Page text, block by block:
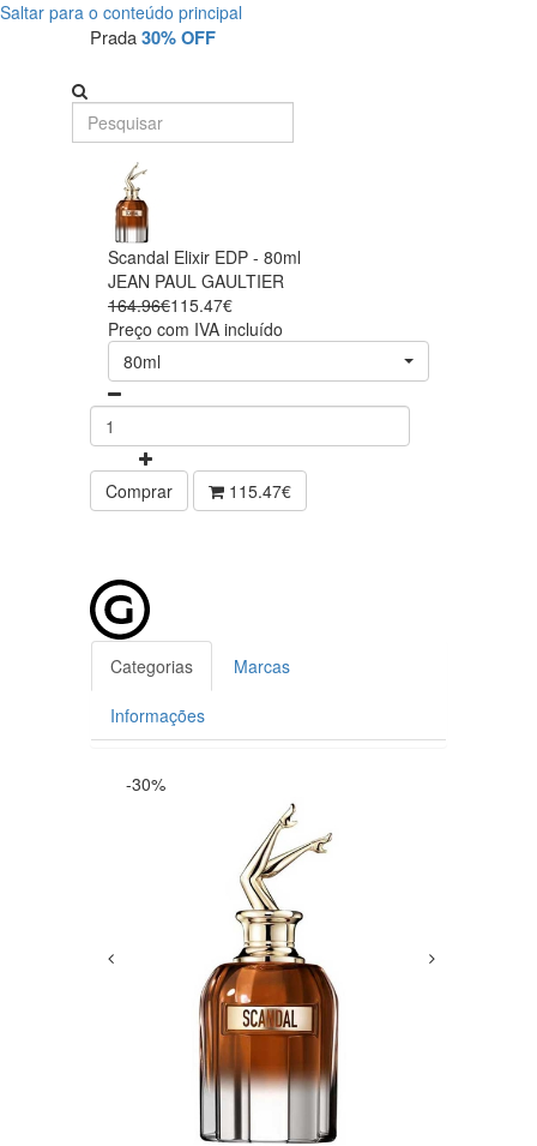
Saltar para o conteúdo principal
Prada30% OFF
Scandal Elixir EDP - 80ml
JEAN PAUL GAULTIER
164.96€115.47€
Preço com IVA incluído
80ml
Comprar 115.47€
Categorias Marcas
Informações
-30%